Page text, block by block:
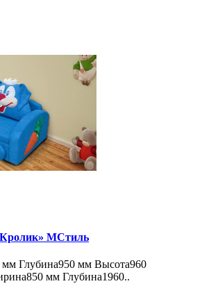
МСтиль
Глубина950 мм Высота960
мм Глубина1960..